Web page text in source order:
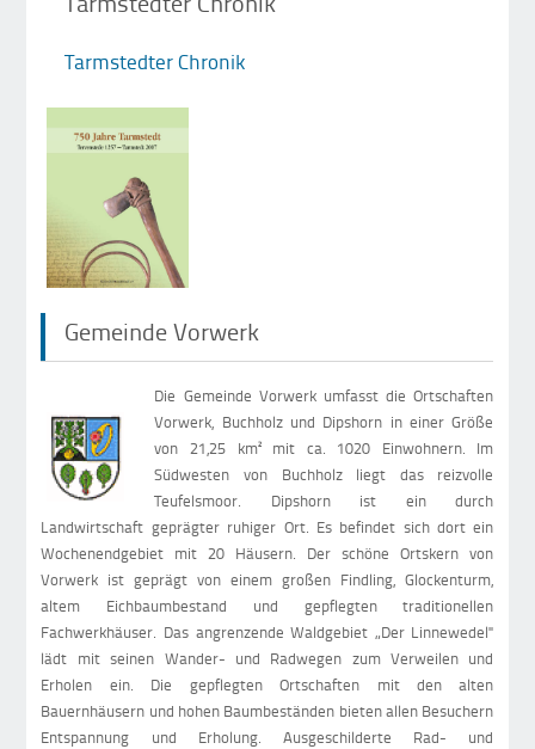
Tarmstedter Chronik
Gemeinde Vorwerk
Die Gemeinde Vorwerk umfasst die Ortschaften
Vorwerk, Buchholz und Dipshorn in einer Größe
von 21,25 km² mit ca. 1020 Einwohnern. Im
Südwesten von Buchholz liegt das reizvolle
Teufelsmoor. Dipshorn ist ein durch
Landwirtschaft geprägter ruhiger Ort. Es befindet sich dort ein
Wochenendgebiet mit 20 Häusern. Der schöne Ortskern von
Vorwerk ist geprägt von einem großen Findling, Glockenturm,
altem Eichbaumbestand und gepflegten traditionellen
Fachwerkhäuser. Das angrenzende Waldgebiet „Der Linnewedel"
lädt mit seinen Wander- und Radwegen zum Verweilen und
Erholen ein. Die gepflegten Ortschaften mit den alten
Bauernhäusern und hohen Baumbeständen bieten allen Besuchern
Entspannung und Erholung. Ausgeschilderte Rad- und